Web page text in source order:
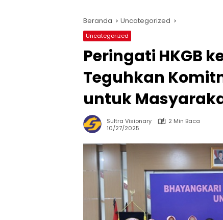
Beranda Uncategorized
Uncategorized
Peringati HKGB
Teguhkan
untuk
Sultra Visionary
2 Min Baca
10/27/2025